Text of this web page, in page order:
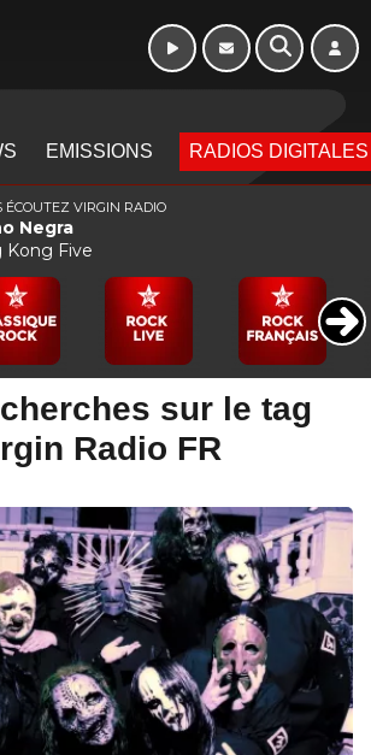
EMISSIONS RADIOS DIGITALES
sur le tag
Radio FR
ÉCOUTEZ VIRGIN RADIO
Negra
Kong Five
16h - 20h